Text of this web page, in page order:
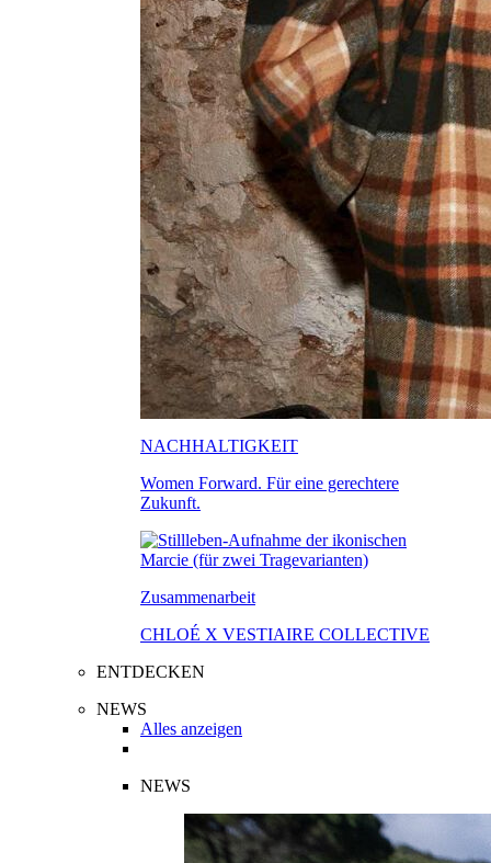
NACHHALTIGKEIT
Women Forward. Für eine gerechtere
Zukunft.
Zusammenarbeit
CHLOÉ X VESTIAIRE COLLECTIVE
ENTDECKEN
NEWS
Alles anzeigen
NEWS